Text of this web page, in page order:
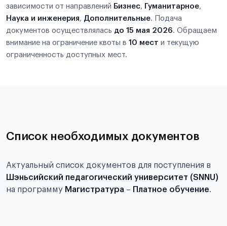
зависимости от направлений Бизнес, Гуманитарное,
Наука и инженерия, Дополнительные. Подача
документов осуществлялась до 15 мая 2026. Обращаем
внимание на ограничение квоты в 10 мест и текущую
ограниченность доступных мест.
Список необходимых документов
Актуальный список документов для поступления в
Шэньсийский педагогический университет (SNNU)
на программу Магистратура – Платное обучение.